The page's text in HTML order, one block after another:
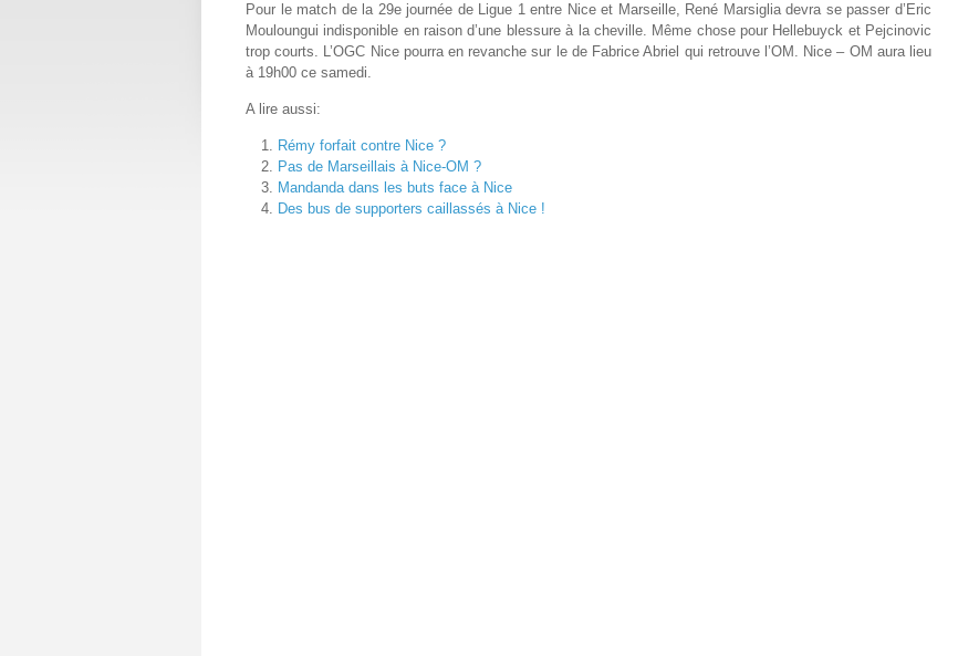
Pour le match de la 29e journée de Ligue 1 entre Nice et Marseille, René Marsiglia devra se passer d’Eric
Mouloungui indisponible en raison d’une blessure à la cheville. Même chose pour Hellebuyck et Pejcinovic
trop courts. L’OGC Nice pourra en revanche sur le de Fabrice Abriel qui retrouve l’OM. Nice – OM aura lieu
à 19h00 ce samedi.
A lire aussi:
Rémy forfait contre Nice ?
Pas de Marseillais à Nice-OM ?
Mandanda dans les buts face à Nice
Des bus de supporters caillassés à Nice !